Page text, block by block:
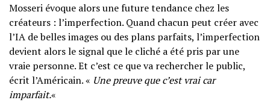
Mosseri évoque alors une future tendance chez les
créateurs : l’imperfection. Quand chacun peut créer avec
l’IA de belles images ou des plans parfaits, l’imperfection
devient alors le signal que le cliché a été pris par une
vraie personne. Et c’est ce que va rechercher le public,
écrit l’Américain. « Une preuve que c’est vrai car
imparfait.«